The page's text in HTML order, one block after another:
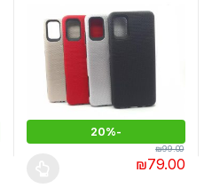
-
20%
₪79.00
₪99.00